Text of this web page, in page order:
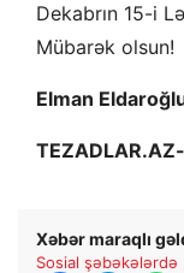
Dekabrın 15-i
Mübarək olsun!
Elman
Xəbər maraqlı
Sosial şəbəkələrdə